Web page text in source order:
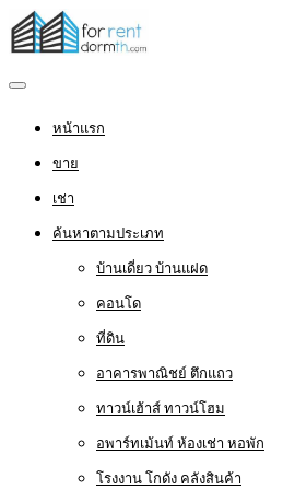
หน้าแรก
ขาย
เช่า
ค้นหาตามประเภท
บ้านเดี่ยว บ้านแฝด
คอนโด
ที่ดิน
อาคารพาณิชย์ ตึกแถว
ทาวน์เฮ้าส์ ทาวน์โฮม
อพาร์ทเม้นท์ ห้องเช่า หอพัก
โรงงาน โกดัง คลังสินค้า